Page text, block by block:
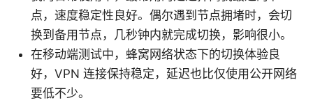
点，速度稳定性良好。偶尔遇到节点拥堵时，会切
换到备用节点，几秒钟内就完成切换，影响很小。
在移动端测试中，蜂窝网络状态下的切换体验良
好，VPN 连接保持稳定，延迟也比仅使用公开网络
要低不少。